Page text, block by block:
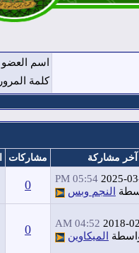
اسم العضو
كلمة المرور
آخر مشاركة مشاركات
2025-
05:54 PM
النجم وبس 0
2018-
04:52 AM
الميكاوين 0